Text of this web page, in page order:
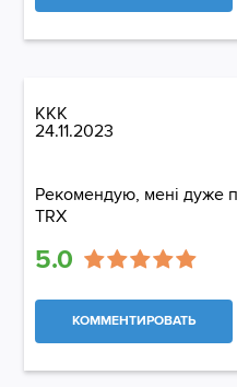
KKK
24.11.2023
Рекомендую, мені дуже
TRX
5.0
КОММЕНТИРОВАТЬ